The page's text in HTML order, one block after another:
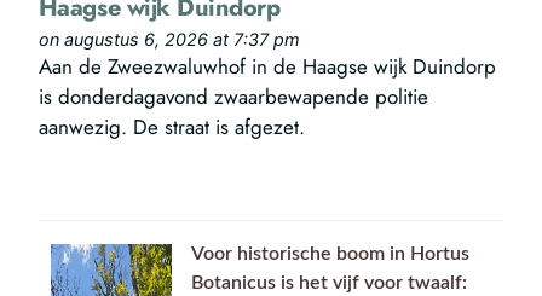
Haagse wijk Duindorp
on augustus 6, 2026 at 7:37 pm
Aan de Zweezwaluwhof in de Haagse wijk Duindorp
is donderdagavond zwaarbewapende politie
aanwezig. De straat is afgezet.
Voor historische boom in Hortus
Botanicus is het vijf voor twaalf: